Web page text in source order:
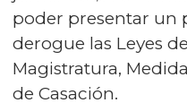
poder presentar un
derogue las Leyes
Magistratura,
de Casación.